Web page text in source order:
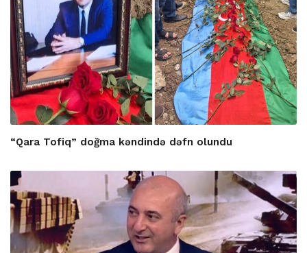
“Qara Tofiq” doğma kəndində dəfn olundu